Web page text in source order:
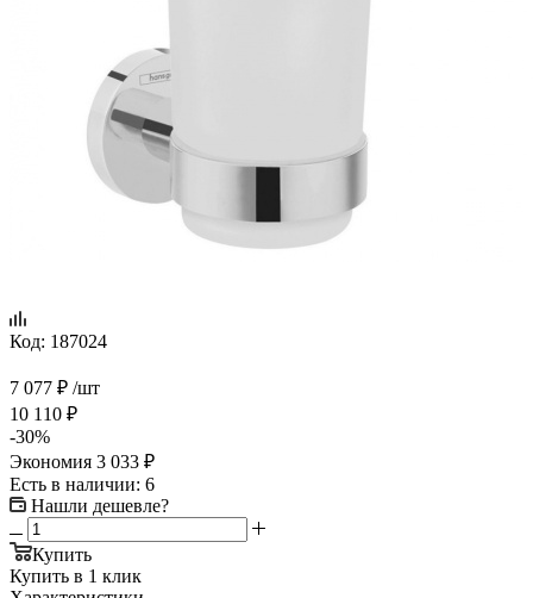
Код: 187024
7 077 ₽ /шт
10 110 ₽
-30%
Экономия 3 033 ₽
Есть в наличии: 6
Нашли дешевле?
Купить
Купить в 1 клик